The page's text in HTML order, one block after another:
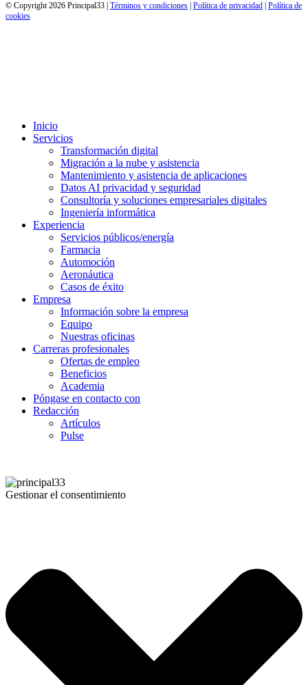
© Copyright 2026 Principal33 | Términos y condiciones Política de privacidad Política de
cookies
Cerrar
Menú
Inicio
Servicios
Transformación digital
Migración a la nube y asistencia
Mantenimiento y asistencia de aplicaciones
Datos AI privacidad y seguridad
Consultoría y soluciones empresariales digitales
Ingeniería informática
Experiencia
Servicios públicos/energía
Farmacia
Automoción
Aeronáutica
Casos de éxito
Empresa
Información sobre la empresa
Equipo
Nuestras oficinas
Carreras profesionales
Ofertas de empleo
Beneficios
Academia
Póngase en contacto con
Redacción
Artículos
Pulse
Gestionar el consentimiento